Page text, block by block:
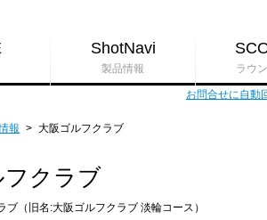
ShotNavi
製品情報 ラウ
お問合せに自動
報 > 大阪ゴルフクラブ
クラブ
ブ（旧名:大阪ゴルフクラブ 淡輪コース）